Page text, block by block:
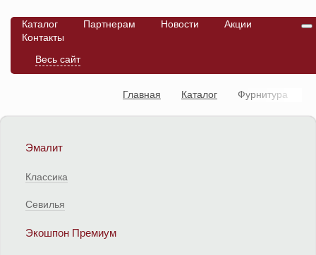
Каталог Партнерам Новости
Акции
Контакты
Весь сайт
Главная Каталог Фурнитура
Эмалит
Классика
Севилья
Экошпон Премиум